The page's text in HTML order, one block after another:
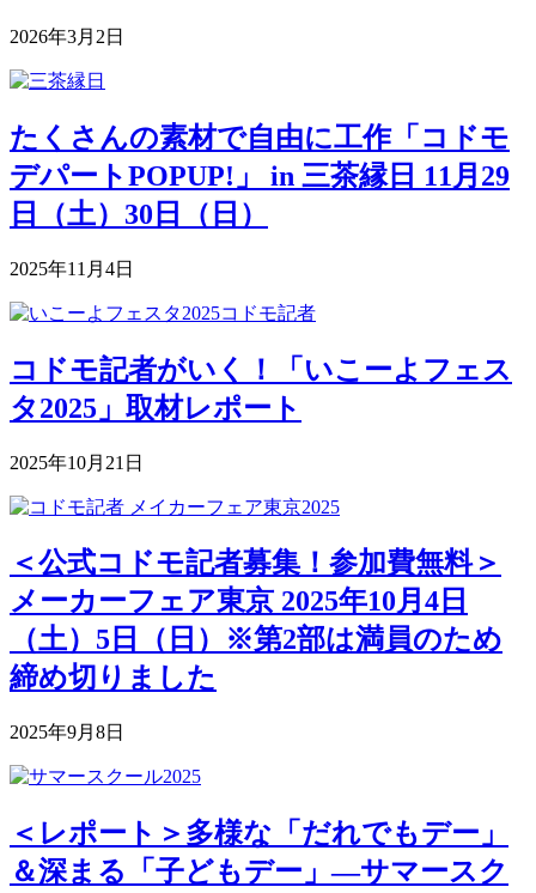
2026年3月2日
たくさんの素材で自由に工作「コドモ
デパートPOPUP!」 in 三茶縁日 11月29
日（土）30日（日）
2025年11月4日
コドモ記者がいく！「いこーよフェス
タ2025」取材レポート
2025年10月21日
＜公式コドモ記者募集！参加費無料＞
メーカーフェア東京 2025年10月4日
（土）5日（日）※第2部は満員のため
締め切りました
2025年9月8日
＜レポート＞多様な「だれでもデー」
＆深まる「子どもデー」―サマースク